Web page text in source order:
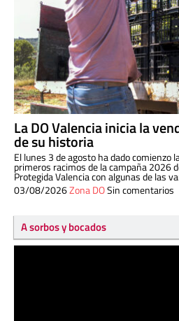
La DO Valencia inicia la
de su historia
El lunes 3 de agosto ha dado comienzo
primeros racimos de la campaña 2026
Protegida Valencia con algunas de las
03/08/2026Zona DOSin comentarios
A sorbos y bocados